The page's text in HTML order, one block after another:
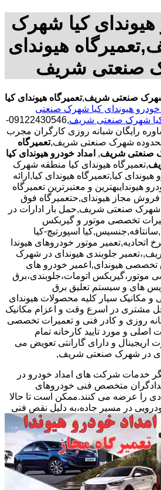
هیوندای کیا شهرک
هیوندای
صنعتی شریف
شهرک صنعتی شریف,تعمیرگاه هیوندای کیا
خودرو هیوندای کیا شهرک صنعتی
کیا شهرک صنعتی شریف
,09122430546-
رایگان شبانه روزی کارگران مجرب
محدوده شهرک صنعتی شریف,تعمیرگاه
صنعتی شریف, امداد خودرو هیوندای کیا
,تعمیرگاه هیوندای کیا منطقه شهرک
کیا,تعمیرگاه هیوندای کیا,ارائه
و معتبرترین تعمیرگاه
مجاز هیوندای,حتعمیرگاه فوق
صنعتی شریف,حمل بار ادارات در
تخصصی موتور و گیربکس
اسپورتیچ-کیا
اتحادیه,تعمیر موتور خودروهای هیوندا
جلوبندی هیوندای در شهرک
هیوندای,اعمیر خودرو های
موتور،گیربکس اتومات،جلوبندی،برق
های و سیستم تعلیق برق
مکانیک سیار کلیه محصولات هیوندای
مشتری در اسرع وقت و اعزام مکانیک
روزی و کادر فنی و تعمیرات تخصصی
و مورد تایید کارخانه تمام
اریجینال و دارای گارانتی تعویض می
در شهرک صنعتی شریف,
خدمات شرکت های امداد خودرو در
متخصص فنی خودروهای
را عرضه می کنند.ممکن است تا حالا
در مسیر جاده،به دلیل نقص فنی